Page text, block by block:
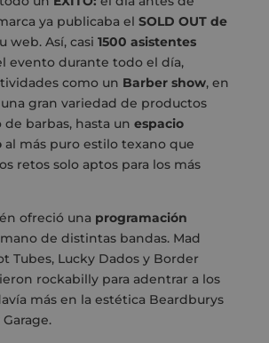
ya publicaba el SOLD OUT de
web. Así, casi 1500 asistentes
evento durante todo el día,
como un Barber show, en
gran variedad de productos
barbas, hasta un espacio
al más puro estilo texano que
retos solo aptos para los más
ofreció una programación
de distintas bandas. Mad
Tubes, Lucky Dados y Border
rockabilly para adentrar a los
más en la estética Beardburys